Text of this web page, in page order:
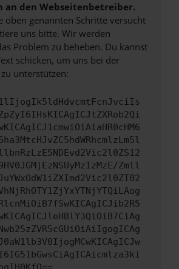
an den Webseitenbetreiber.
oben genannten Schritte versucht
uns bitte. Wir werden
Problem zu beheben. Du kannst
schicken, um uns bei der
unterstützen:
Zmll